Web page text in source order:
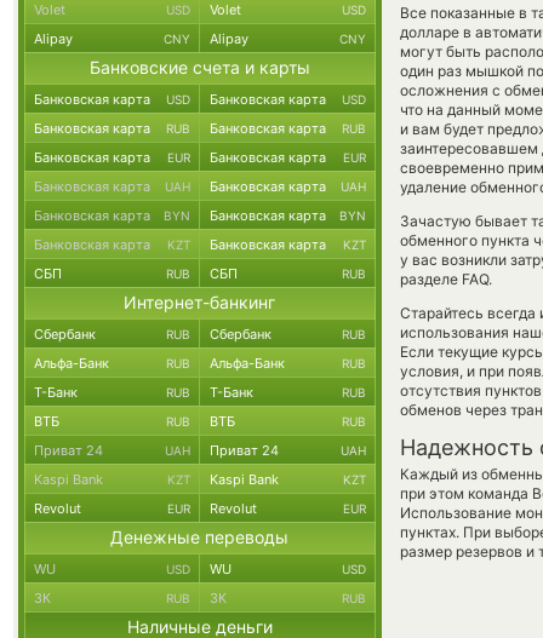
Все показанные в
долларе в
могут быть
один раз мышкой
осложнения с
что на данный
и вам будет
своевременно
удаление
Зачастую бывает
обменного пункта
у вас возникли
разделе FAQ.
Старайтесь всегда
использования
Если текущие
условия, и при
отсутствия
обменов через
Надежность
Каждый из
при этом команда
Использование
пунктах. При
размер резервов и
Volet USD Volet USD
Alipay CNY Alipay CNY
Банковские счета и карты
Банковская карта USD Банковская карта USD
Банковская карта RUB Банковская карта RUB
Банковская карта EUR Банковская карта EUR
Банковская карта UAH Банковская карта UAH
Банковская карта BYN Банковская карта BYN
Банковская карта KZT Банковская карта KZT
СБП RUB СБП RUB
Интернет-банкинг
Сбербанк RUB Сбербанк RUB
Альфа-Банк RUB Альфа-Банк RUB
Т-Банк RUB Т-Банк RUB
ВТБ RUB ВТБ RUB
Приват 24 UAH Приват 24 UAH
Kaspi Bank KZT Kaspi Bank KZT
Revolut EUR Revolut EUR
Денежные переводы
WU USD WU USD
ЗК RUB ЗК RUB
Наличные деньги